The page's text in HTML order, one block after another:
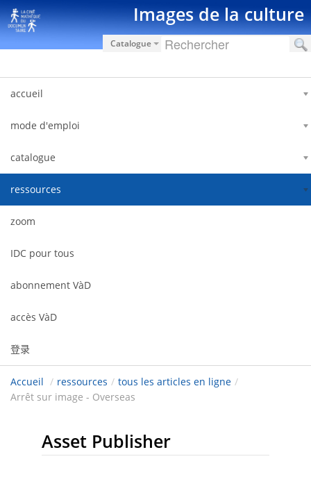
跳转到内容 Images de la culture
Catalogue
accueil
mode d'emploi
catalogue
ressources
zoom
IDC pour tous
abonnement VàD
accès VàD
登录
Accueil / ressources / tous les articles en ligne /
Arrêt sur image - Overseas
Asset Publisher